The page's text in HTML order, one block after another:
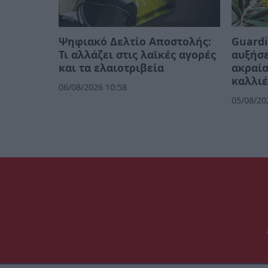
Ψηφιακό Δελτίο Αποστολής:
Τι αλλάζει στις λαϊκές αγορές
και τα ελαιοτριβεία
06/08/2026 10:58
05/08/